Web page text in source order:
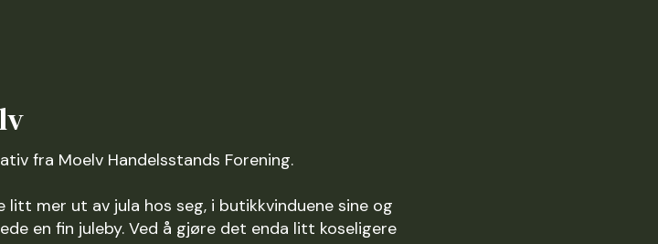
fra Moelv Handelsstands Forening.
mer ut av jula hos seg, i butikkvinduene sine og
en fin juleby. Ved å gjøre det enda litt koseligere